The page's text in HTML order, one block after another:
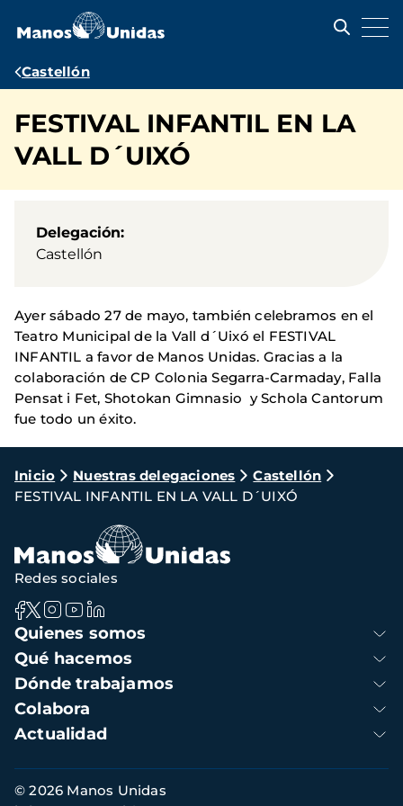
contenido
Ruta
navegación
Castellón
FESTIVAL INFANTIL EN LA
VALL D´UIXÓ
Delegación
Castellón
Ayer sábado 27 de mayo, también celebramos en el
Teatro Municipal de la Vall d´Uixó el FESTIVAL
INFANTIL a favor de Manos Unidas. Gracias a la
colaboración de CP Colonia Segarra-Carmaday, Falla
Pensat i Fet, Shotokan Gimnasio y Schola Cantorum
fue todo un éxito.
Ruta
de
navegación
Inicio Nuestras delegaciones
Castellón
FESTIVAL INFANTIL EN LA VALL D´UIXÓ
Navegación
principal
Quienes somos
Qué hacemos
Dónde trabajamos
Colabora
Actualidad
Redes sociales
Información
© 2026 Manos Unidas